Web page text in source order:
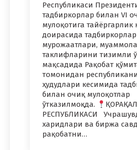
Республикаси
тадбиркорлар билан VI
мулоқотига тайёргарлик
доирасида
мурожаатлари,
таклифларини тизимли
мақсадида Рақобат
томонидан
ҳудудлари кесимида
билан очиқ мулоқотлар
ўтказилмоқда.
РЕСПУБЛИКАСИ
харидлари ва биржа
рақобатни…